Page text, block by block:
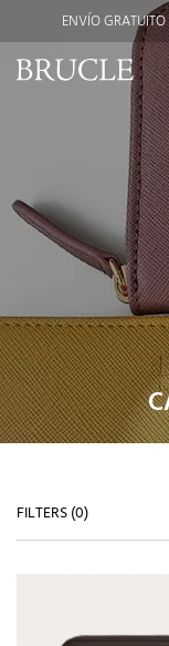
ENVÍO
FILTERS (0)